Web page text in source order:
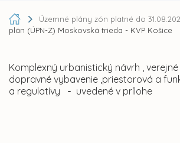
Územné plány zón platné do
plán (ÚPN-Z) Moskovská trieda - KVP Košice
Komplexný urbanistický návrh ,
dopravné vybavenie ,priestorová a
a regulatívy - uvedené v prílohe